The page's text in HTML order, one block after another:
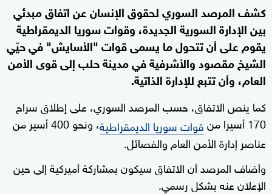
كشف المرصد السوري لحقوق الإنسان عن اتفاق مبدئي
بين الإدارة السورية الجديدة، وقوات سوريا الديمقراطية
يقوم على أن تتحول ما يسمى قوات "الأسايش" في حيّي
الشيخ مقصود والأشرفية في مدينة حلب إلى قوى الأمن
العام، وأن تتبع للإدارة الذاتية.
كما ينص الاتفاق، حسب المرصد السوري، على إطلاق سراح
170 أسيرا من
قوات سوريا الديمقراطية
، ونحو 400 أسير من
عناصر إدارة الأمن العام والفصائل.
وأضاف المرصد أن الاتفاق سيكون بمشاركة أميركية إلى حين
الإعلان عنه بشكل رسمي.